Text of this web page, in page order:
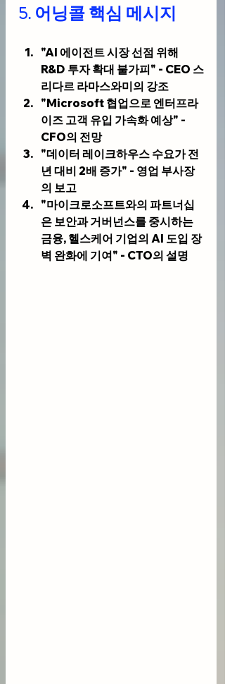
5. 어닝콜 핵심 메시지
"AI 에이전트 시장 선점 위해
R&D 투자 확대 불가피" - CEO 스
리다르 라마스와미의 강조
"Microsoft 협업으로 엔터프라
이즈 고객 유입 가속화 예상" -
CFO의 전망
"데이터 레이크하우스 수요가 전
년 대비 2배 증가" - 영업 부사장
의 보고
"마이크로소프트와의 파트너십
은 보안과 거버넌스를 중시하는
금융, 헬스케어 기업의 AI 도입 장
벽 완화에 기여" - CTO의 설명